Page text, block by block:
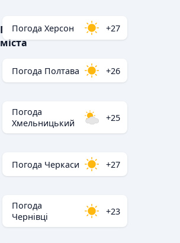
Популярні
міста
Погода Херсон +27
Погода Полтава +26
Погода
Хмельницький
+25
Погода Черкаси +27
Погода
Чернівці
+23